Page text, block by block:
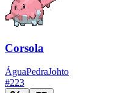
Corsola
ÁguaPedraJohto
#223